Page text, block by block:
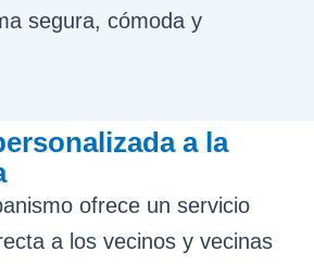
segura, cómoda y
a la
ofrece un servicio
a los vecinos y vecinas